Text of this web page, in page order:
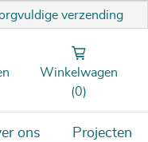
verzending
Winkelwagen
(0)
Projecten
ons